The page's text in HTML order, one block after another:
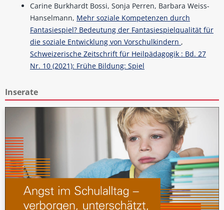
Carine Burkhardt Bossi, Sonja Perren, Barbara Weiss-
Hanselmann, Mehr soziale Kompetenzen durch
Fantasiespiel? Bedeutung der Fantasiespielqualität für
die soziale Entwicklung von Vorschulkindern ,
Schweizerische Zeitschrift für Heilpädagogik : Bd. 27
Nr. 10 (2021): Frühe Bildung: Spiel
Inserate